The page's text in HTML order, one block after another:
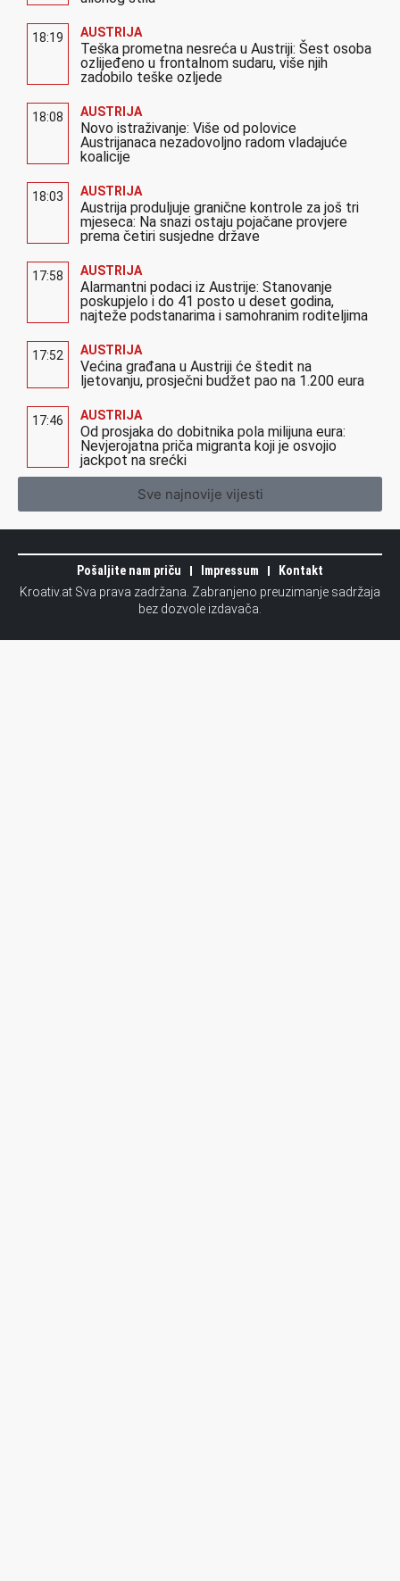
18:19 AUSTRIJA
Teška prometna nesreća u Austriji: Šest osoba
ozlijeđeno u frontalnom sudaru, više njih
zadobilo teške ozljede
18:08 AUSTRIJA
Novo istraživanje: Više od polovice
Austrijanaca nezadovoljno radom vladajuće
koalicije
18:03 AUSTRIJA
Austrija produljuje granične kontrole za još tri
mjeseca: Na snazi ostaju pojačane provjere
prema četiri susjedne države
17:58 AUSTRIJA
Alarmantni podaci iz Austrije: Stanovanje
poskupjelo i do 41 posto u deset godina,
najteže podstanarima i samohranim roditeljima
17:52 AUSTRIJA
Većina građana u Austriji će štedit na
ljetovanju, prosječni budžet pao na 1.200 eura
17:46 AUSTRIJA
Od prosjaka do dobitnika pola milijuna eura:
Nevjerojatna priča migranta koji je osvojio
jackpot na srećki
Sve najnovije vijesti
Pošaljite nam priču Impressum
Kontakt
Kroativ.at Sva prava zadržana. Zabranjeno preuzimanje sadržaja
bez dozvole izdavača.